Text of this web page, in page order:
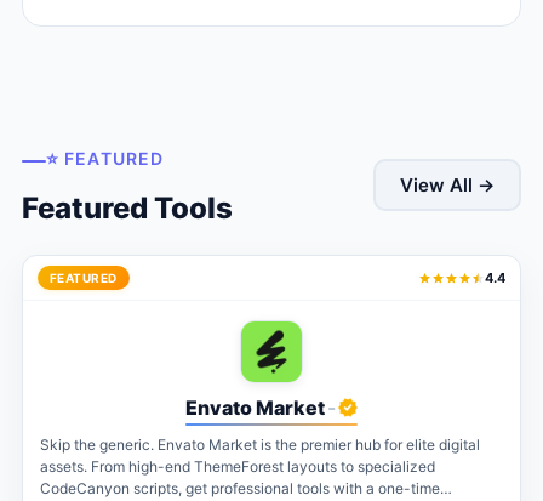
⭐ FEATURED
Featured Tools
View All →
FEATURED 4.4
Envato Market-
Skip the generic. Envato Market is the premier hub for elite digital
assets. From high-end ThemeForest layouts to specialized
CodeCanyon scripts, get professional tools with a one-time